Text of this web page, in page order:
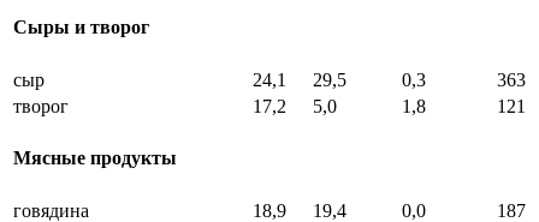
Сыры и творог
сыр 24,1 29,5 0,3
363
творог
17,2 5,0 1,8 121
Мясные продукты
говядина 18,9 19,4 0,0
187